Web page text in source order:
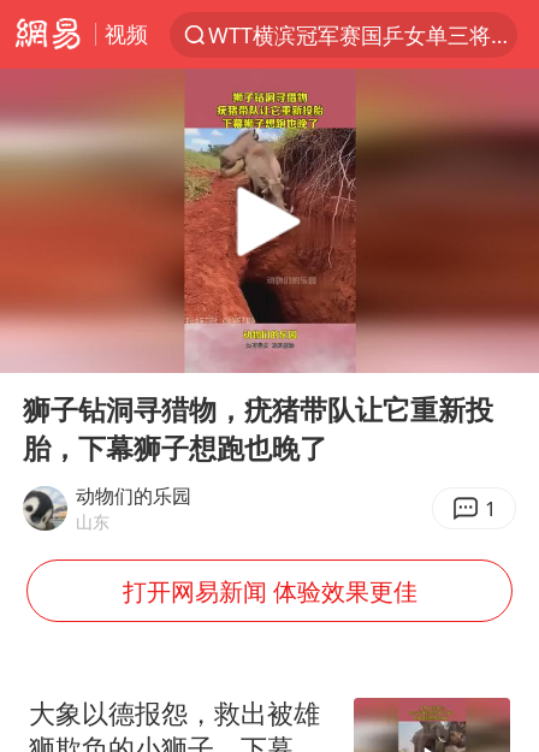
视频
WTT横滨冠军赛国乒女单三将晋级四强
郑丽文：台湾从来没有“独立”过
茅台部分直营店飞天茅台提价
白海豚将正面袭击贯穿浙江
情侣平潭拍日出坠崖1死1伤
酒店回应车内过夜被收150元
黄金牛市回来了吗
全民健身事业高质量发展
Play
00:13
狮子钻洞寻猎物，疣猪带队让它重新投
胎，下幕狮子想跑也晚了
动物们的乐园
山东 1
打开网易新闻 体验效果更佳
大象以德报怨，救出被雄